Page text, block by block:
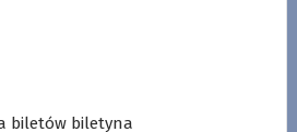
biletów biletyna